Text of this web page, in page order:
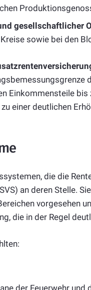
gesellschaftlicher
sowie bei den
Einkommensteile
einer deutlichen
die die
an deren Stelle.
vorgesehen
die in der Regel
der Feuerwehr und